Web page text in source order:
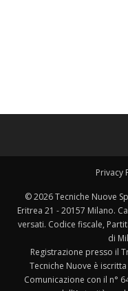
Privacy
© 2026 Tecniche Nuove
Eritrea 21 - 20157 Milano.
versati. Codice fiscale,
di
Registrazione presso il
Tecniche Nuove è
Comunicazione con il n°